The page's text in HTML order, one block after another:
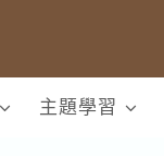
主題學習